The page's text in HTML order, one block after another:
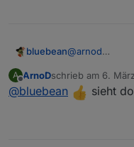
bluebean@arnod
gemacht,
machen kann,
(Jedenfalls
A
Offline
ArnoDschrieb am 6.
zuletzt editiert von
@bluebean sieht